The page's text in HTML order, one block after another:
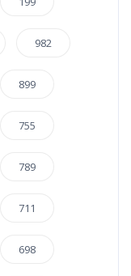
982
899
755
789
711
698